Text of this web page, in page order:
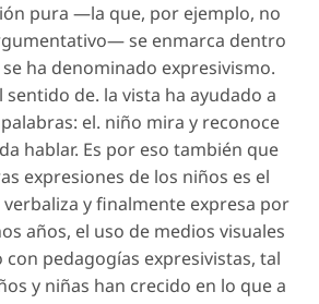
pura —la que, por ejemplo, no
se enmarca dentro
ha denominado expresivismo.
sentido de. la vista ha ayudado a
el. niño mira y reconoce
hablar. Es por eso también que
expresiones de los niños es el
y finalmente expresa por
años, el uso de medios visuales
con pedagogías expresivistas, tal
y niñas han crecido en lo que a